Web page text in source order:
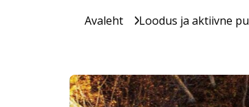
Avaleht Loodus ja aktiivne